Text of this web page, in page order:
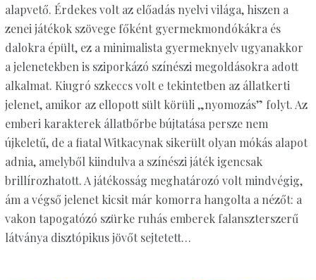
alapvető. Érdekes volt az előadás nyelvi világa, hiszen a
zenei játékok szövege főként gyermekmondókákra és
dalokra épült, ez a minimalista gyermeknyelv ugyanakkor
a jelenetekben is sziporkázó színészi megoldásokra adott
alkalmat. Kiugró szkeccs volt e tekintetben az állatkerti
jelenet, amikor az ellopott sült körüli „nyomozás” folyt. Az
emberi karakterek állatbőrbe bújtatása persze nem
újkeletű, de a fiatal Witkacynak sikerült olyan mókás alapot
adnia, amelyből kiindulva a színészi játék igencsak
brillírozhatott. A játékosság meghatározó volt mindvégig,
ám a végső jelenet kicsit már komorra hangolta a nézőt: a
vakon tapogatózó szürke ruhás emberek falanszterszerű
látványa disztópikus jövőt sejtetett…